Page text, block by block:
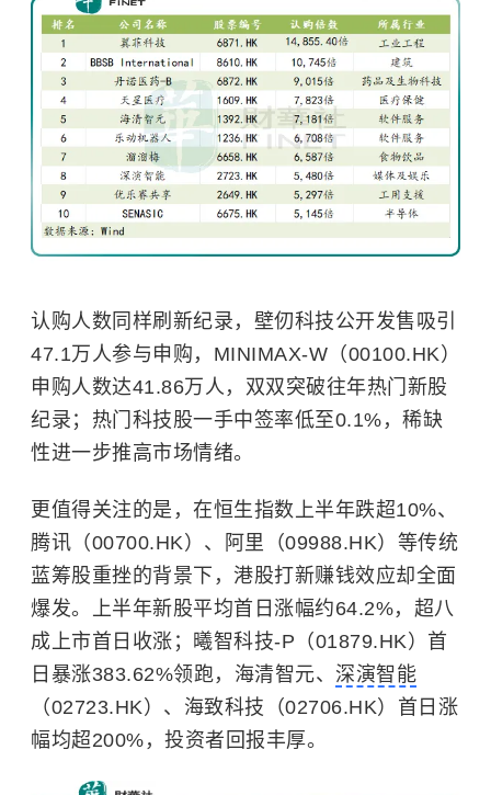
认购人数同样刷新纪录，壁仞科技公开发售吸引
47.1万人参与申购，MINIMAX-W（00100.HK）
申购人数达41.86万人，双双突破往年热门新股
纪录；热门科技股一手中签率低至0.1%，稀缺
性进一步推高市场情绪。
更值得关注的是，在恒生指数上半年跌超10%、
腾讯（00700.HK）、阿里（09988.HK）等传统
蓝筹股重挫的背景下，港股打新赚钱效应却全面
爆发。上半年新股平均首日涨幅约64.2%，超八
成上市首日收涨；曦智科技-P（01879.HK）首
日暴涨383.62%领跑，海清智元、 深演智能
（02723.HK）、海致科技（02706.HK）首日涨
幅均超200%，投资者回报丰厚。